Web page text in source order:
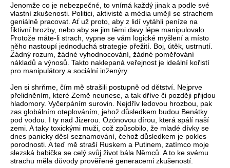
Jenomže co je nebezpečné, to vnímá každý jinak a podle své
vlastní zkušenosti. Politici, aktivisté a média umějí se strachem
geniálně pracovat. Ať už proto, aby z lidí vytáhli peníze na
fiktivní hrozby, nebo aby se jim těmi davy lépe manipulovalo.
Protože máte-li strach, vypne se vám logické myšlení a místo
něho nastoupí jednoduchá strategie přežití. Boj, útěk, ustrnutí.
Žádný rozum, žádné vyhodnocování, žádné poměřování
nákladů a výnosů. Takto naklepaná veřejnost je ideální kořistí
pro manipulátory a sociální inženýry.
Jen si shrňme, čím mě strašili postupně od dětství. Nejprve
přelidněním, které Země neunese, a tak dříve či později přijdou
hladomory. Vyčerpáním surovin. Nejdřív ledovou hrozbou, pak
zas globálním oteplováním, jehož důsledkem budou Benátky
pod vodou. I ty nad Jizerou. Ozónovou dírou, která spálí naší
zemi. A taky toxickými muži, což způsobilo, že mladé dívky se
dnes panicky děsí seznamování, čehož důsledkem je pokles
porodnosti. A teď mě straší Ruskem a Putinem, zatímco moje
slezská babička se celý svůj život bála Němců. A to ke svému
strachu měla důvody prověřené generacemi zkušeností.